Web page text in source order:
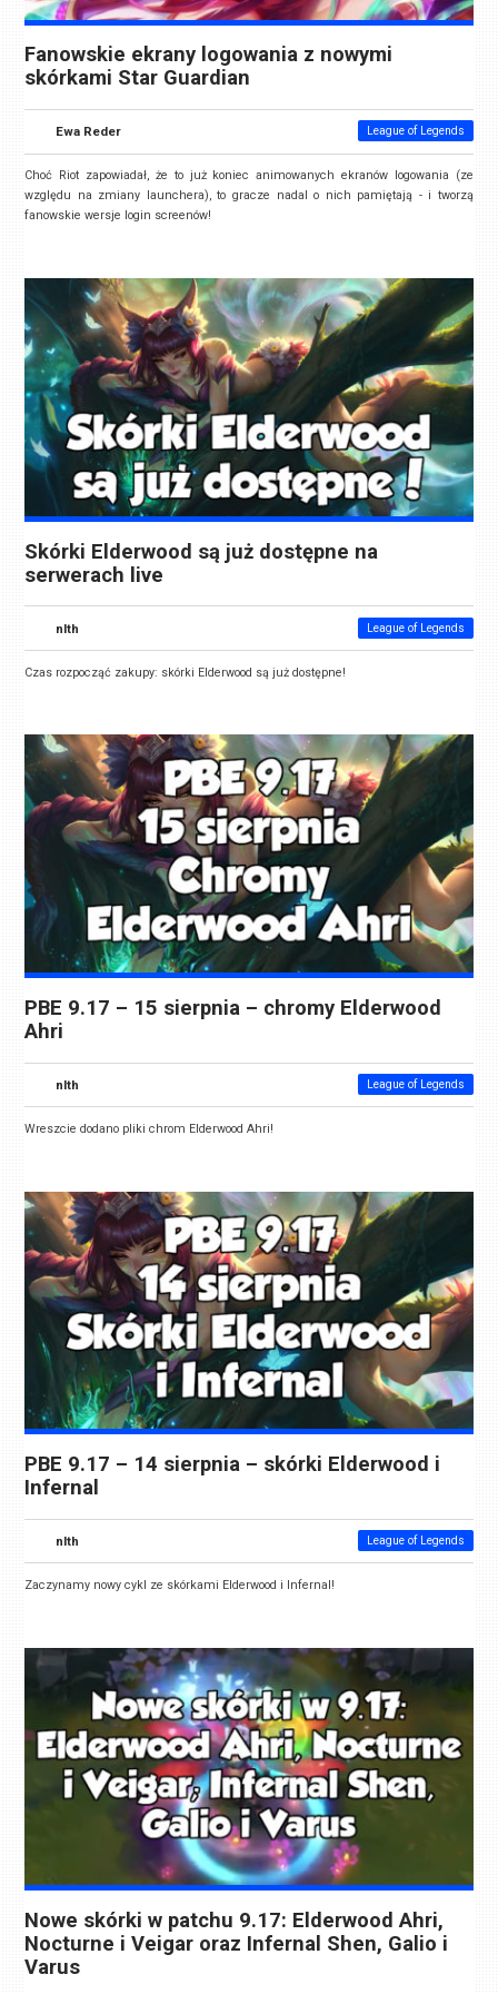
Fanowskie ekrany logowania z nowymi
skórkami Star Guardian
Ewa Reder League of Legends
Choć Riot zapowiadał, że to już koniec animowanych ekranów logowania (ze
względu na zmiany launchera), to gracze nadal o nich pamiętają - i tworzą
fanowskie wersje login screenów!
Skórki Elderwood są już dostępne na
serwerach live
nlth League of Legends
Czas rozpocząć zakupy: skórki Elderwood są już dostępne!
PBE 9.17 – 15 sierpnia – chromy Elderwood
Ahri
nlth League of Legends
Wreszcie dodano pliki chrom Elderwood Ahri!
PBE 9.17 – 14 sierpnia – skórki Elderwood i
Infernal
nlth League of Legends
Zaczynamy nowy cykl ze skórkami Elderwood i Infernal!
Nowe skórki w patchu 9.17: Elderwood Ahri,
Nocturne i Veigar oraz Infernal Shen, Galio i
Varus